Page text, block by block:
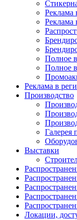
Реклама
Реклама
Полное
Полное
Реклама в
Производство
Галерея
Выставки
Локации,